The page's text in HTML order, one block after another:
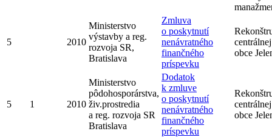
5 2010
Ministerstvo
výstavby a reg.
rozvoja SR,
Bratislava
Zmluva
o poskytnutí
nenávratného
finančného
príspevku
obce
5 1 2010
Ministerstvo
pôdohosporárstva,
živ.prostredia
a reg. rozvoja SR
Bratislava
Dodatok
k zmluve
o poskytnutí
nenávratného
finančného
príspevku
obce